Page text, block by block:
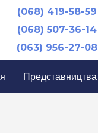
(068) 419-58-59
(068) 507-36-14
(063) 956-27-08
Представництва